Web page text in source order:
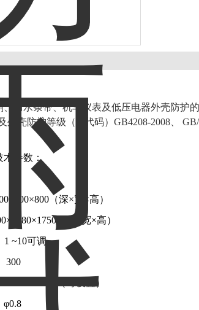
、防水条带、机车仪表及低压电器外壳防护
外壳防护等级（IP代码）GB4208-2008、
术参数：
（深×宽×高）
（深×宽×高）
1 ~10可调
300
90°160°（可设置）
φ0.8